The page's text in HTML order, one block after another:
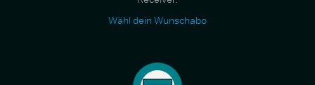
Wähl dein Wunschabo